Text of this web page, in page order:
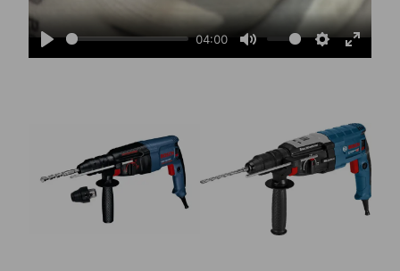
Play
04:00
Mute Settings
Enter